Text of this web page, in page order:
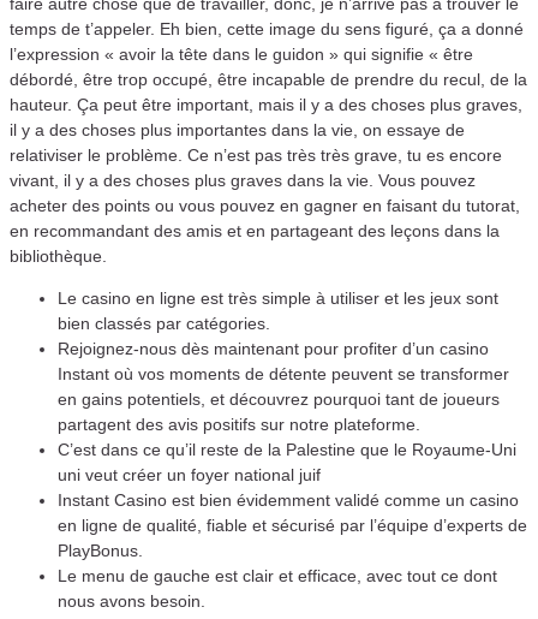
temps de t’appeler. Eh bien, cette image du sens figuré, ça a donné
l’expression « avoir la tête dans le guidon » qui signifie « être
débordé, être trop occupé, être incapable de prendre du recul, de la
hauteur. Ça peut être important, mais il y a des choses plus graves,
il y a des choses plus importantes dans la vie, on essaye de
relativiser le problème. Ce n’est pas très très grave, tu es encore
vivant, il y a des choses plus graves dans la vie. Vous pouvez
acheter des points ou vous pouvez en gagner en faisant du tutorat,
en recommandant des amis et en partageant des leçons dans la
bibliothèque.
Le casino en ligne est très simple à utiliser et les jeux sont
bien classés par catégories.
Rejoignez-nous dès maintenant pour profiter d’un casino
Instant où vos moments de détente peuvent se transformer
en gains potentiels, et découvrez pourquoi tant de joueurs
partagent des avis positifs sur notre plateforme.
C’est dans ce qu’il reste de la Palestine que le Royaume-Uni
uni veut créer un foyer national juif
Instant Casino est bien évidemment validé comme un casino
en ligne de qualité, fiable et sécurisé par l’équipe d’experts de
PlayBonus.
Le menu de gauche est clair et efficace, avec tout ce dont
nous avons besoin.